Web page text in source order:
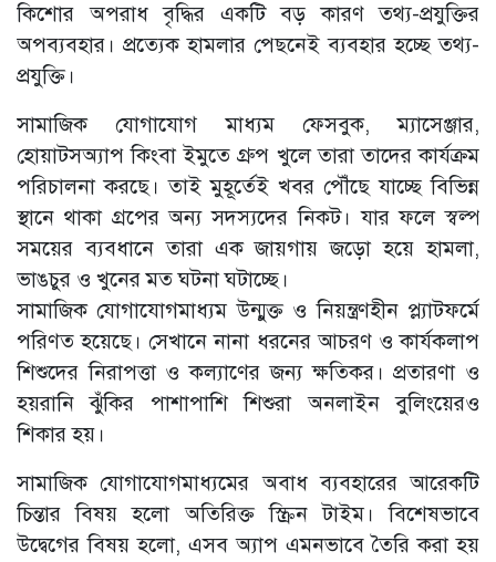
কিশোর অপরাধ বৃদ্ধির একটি বড় কারণ তথ্য-প্রযুক্তির
অপব্যবহার। প্রত্যেক হামলার পেছনেই ব্যবহার হচ্ছে তথ্য-
প্রযুক্তি।
সামাজিক যোগাযোগ মাধ্যম ফেসবুক, ম্যাসেঞ্জার,
হোয়াটসঅ্যাপ কিংবা ইমুতে গ্রুপ খুলে তারা তাদের কার্যক্রম
পরিচালনা করছে। তাই মুহূর্তেই খবর পৌঁছে যাচ্ছে বিভিন্ন
স্থানে থাকা গ্রপের অন্য সদস্যদের নিকট। যার ফলে স্বল্প
সময়ের ব্যবধানে তারা এক জায়গায় জড়ো হয়ে হামলা,
ভাঙচুর ও খুনের মত ঘটনা ঘটাচ্ছে।
সামাজিক যোগাযোগমাধ্যম উন্মুক্ত ও নিয়ন্ত্রণহীন প্ল্যাটফর্মে
পরিণত হয়েছে। সেখানে নানা ধরনের আচরণ ও কার্যকলাপ
শিশুদের নিরাপত্তা ও কল্যাণের জন্য ক্ষতিকর। প্রতারণা ও
হয়রানি ঝুঁকির পাশাপাশি শিশুরা অনলাইন বুলিংয়েরও
শিকার হয়।
সামাজিক যোগাযোগমাধ্যমের অবাধ ব্যবহারের আরেকটি
চিন্তার বিষয় হলো অতিরিক্ত স্ক্রিন টাইম। বিশেষভাবে
উদ্বেগের বিষয় হলো, এসব অ্যাপ এমনভাবে তৈরি করা হয়